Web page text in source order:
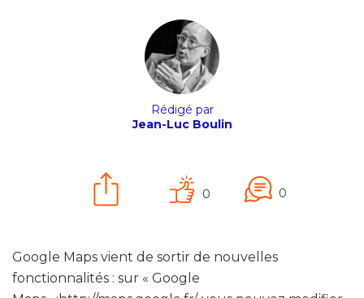
Rédigé par
Jean-Luc Boulin
0 0
Google Maps vient de sortir de nouvelles
fonctionnalités : sur « Google